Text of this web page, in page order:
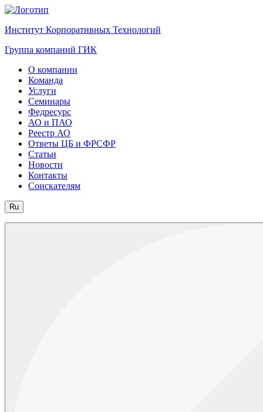
Институт Корпоративных Технологий
Группа компаний ГИК
О компании
Команда
Услуги
Семинары
Федресурс
АО и ПАО
Реестр АО
Ответы ЦБ и ФРСФР
Статьи
Новости
Контакты
Соискателям
Ru